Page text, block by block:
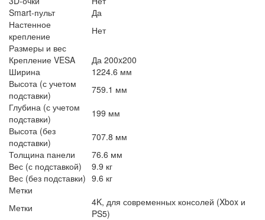
Smart-пульт
Да
Настенное
крепление
Нет
Размеры и вес
Крепление VESA
Да 200x200
Ширина
1224.6 мм
Высота (с учетом
подставки)
759.1 мм
Глубина (с учетом
подставки)
199 мм
Высота (без
подставки)
707.8 мм
Толщина панели
76.6 мм
Вес (с подставкой)
9.9 кг
Вес (без подставки) 9.6 кг
Метки
Метки
4K, для современных консолей (Xbox и
PS5)